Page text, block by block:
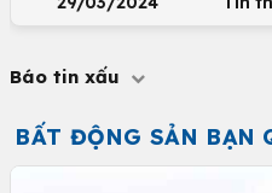
Báo tin xấu
BẤT ĐỘNG SẢN BẠN